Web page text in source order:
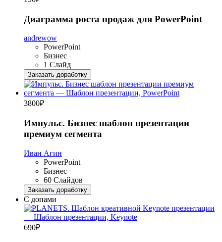
Диаграмма роста продаж для PowerPoint
andrewow
PowerPoint
Бизнес
1 Слайд
Заказать доработку
3800₽
Импульс. Бизнес шаблон презентации
премиум сегмента
Иван Агин
PowerPoint
Бизнес
60 Слайдов
Заказать доработку
С допами
690₽